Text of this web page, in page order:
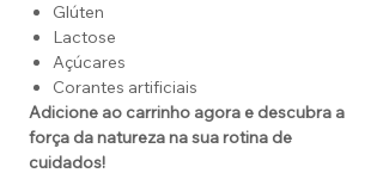
Glúten
Lactose
Açúcares
Corantes artificiais
Adicione ao carrinho agora e descubra a
força da natureza na sua rotina de
cuidados!